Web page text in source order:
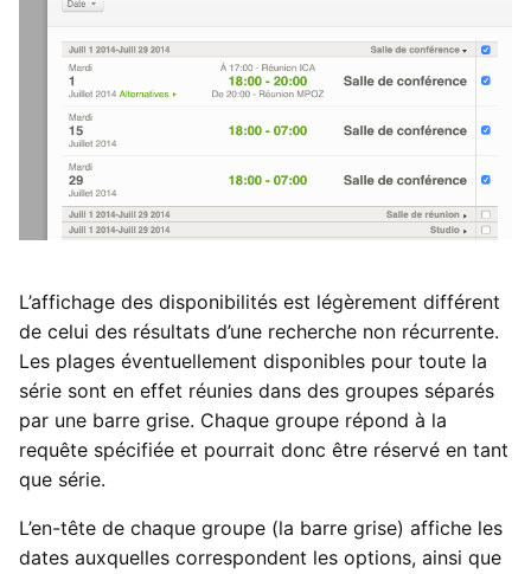
L’affichage des disponibilités est légèrement différent
de celui des résultats d’une recherche non récurrente.
Les plages éventuellement disponibles pour toute la
série sont en effet réunies dans des groupes séparés
par une barre grise. Chaque groupe répond à la
requête spécifiée et pourrait donc être réservé en tant
que série.
L’en-tête de chaque groupe (la barre grise) affiche les
dates auxquelles correspondent les options, ainsi que